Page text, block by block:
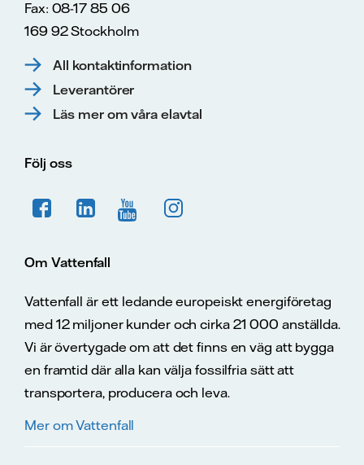
Fax: 08-17 85 06
169 92 Stockholm
All kontaktinformation
Leverantörer
Läs mer om våra elavtal
Följ oss
Om Vattenfall
Vattenfall är ett ledande europeiskt energiföretag
med 12 miljoner kunder och cirka 21 000 anställda.
Vi är övertygade om att det finns en väg att bygga
en framtid där alla kan välja fossilfria sätt att
transportera, producera och leva.
Mer om Vattenfall